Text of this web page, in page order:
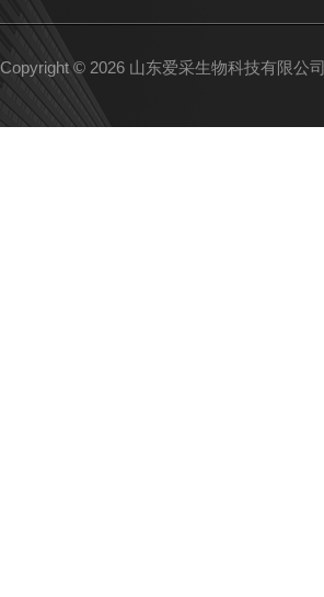
Copyright © 2026 山东爱采生物科技有限公